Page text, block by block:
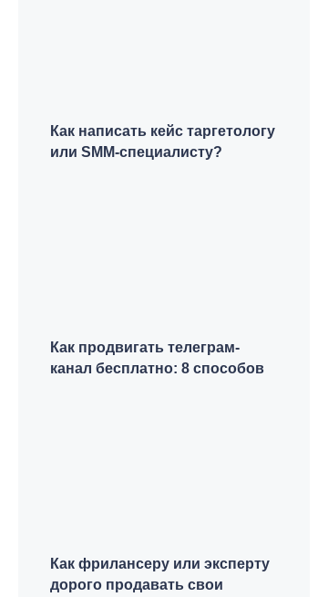
Как написать кейс таргетологу
или SMM-специалисту?
Как продвигать телеграм-
канал бесплатно: 8 способов
Как фрилансеру или эксперту
дорого продавать свои